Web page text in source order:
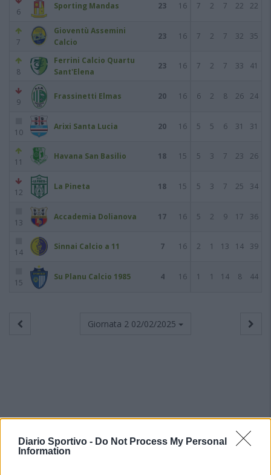
Diario Sportivo - Do Not Process My Personal
Information
6
Sporting Mandas 23 16 7 2 7 22 22
7
Gioventù Assemini
Calcio
23 16 7 2 7 32 35
8
Ferrini Calcio Quartu
Sant'Elena
23 16 7 2 7 33 41
9
Frassinetti Elmas 20 16 6 2 8 26 24
10
Arixi Santa Lucia 20 16 5 5 6 31 31
11
Havana San Basilio 18 15 5 3 7 23 26
12
La Pineta 18 15 5 3 7 25 34
13
Accademia Dolianova 17 16 5 2 9 17 36
14
Sinnai Calcio a 11 7 16 2 1 13 14 39
15
Su Planu Calcio 1985 4 16 1 1 14 8 44
Giornata 2 02/02/2025